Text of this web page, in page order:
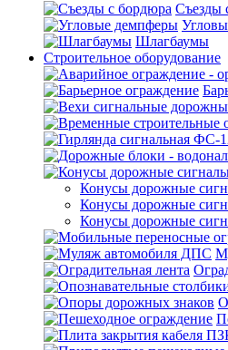
Съезды
Шлагбаумы
Строительное оборудование
Конусы дорожные
Конусы дорожные
Конусы дорожные